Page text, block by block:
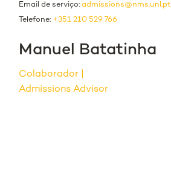
Email de serviço: admissions@nms.unl.pt
Telefone: +351 210 529 766
Manuel Batatinha
Colaborador
Admissions Advisor